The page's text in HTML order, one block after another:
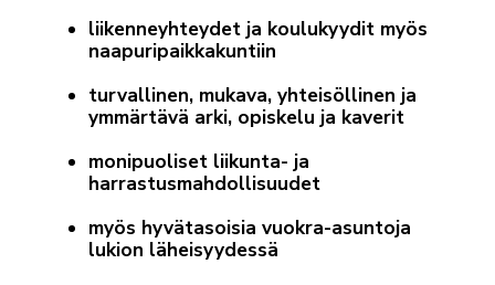
liikenneyhteydet ja koulukyydit myös
naapuripaikkakuntiin
turvallinen, mukava, yhteisöllinen ja
ymmärtävä arki, opiskelu ja kaverit
monipuoliset liikunta- ja
harrastusmahdollisuudet
myös hyvätasoisia vuokra-asuntoja
lukion läheisyydessä